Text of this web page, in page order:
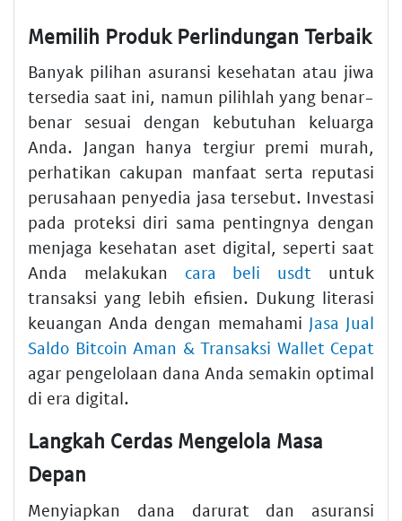
Memilih Produk Perlindungan Terbaik
Banyak pilihan asuransi kesehatan atau jiwa
tersedia saat ini, namun pilihlah yang benar-
benar sesuai dengan kebutuhan keluarga
Anda. Jangan hanya tergiur premi murah,
perhatikan cakupan manfaat serta reputasi
perusahaan penyedia jasa tersebut. Investasi
pada proteksi diri sama pentingnya dengan
menjaga kesehatan aset digital, seperti saat
Anda melakukan cara beli usdt untuk
transaksi yang lebih efisien. Dukung literasi
keuangan Anda dengan memahami Jasa Jual
Saldo Bitcoin Aman & Transaksi Wallet Cepat
agar pengelolaan dana Anda semakin optimal
di era digital.
Langkah Cerdas Mengelola Masa
Depan
Menyiapkan dana darurat dan asuransi